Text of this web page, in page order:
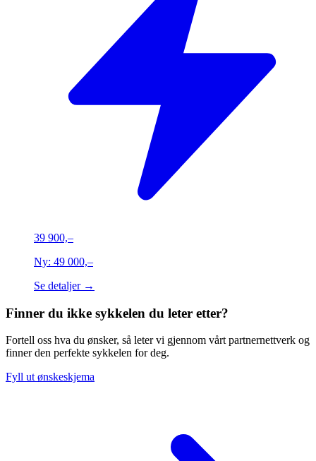
39 900,–
Ny: 49 000,–
Se detaljer →
Finner du ikke sykkelen du leter etter?
Fortell oss hva du ønsker, så leter vi gjennom vårt partnernettverk og
finner den perfekte sykkelen for deg.
Fyll ut ønskeskjema